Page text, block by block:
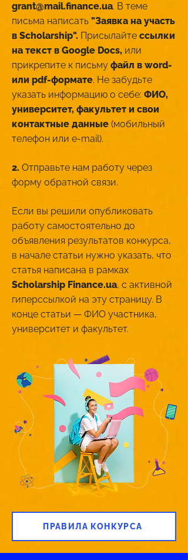
grant@mail.finance.ua. В теме
письма написать "Заявка на участь
в Scholarship". Присылайте ссылки
на текст в Google Docs, или
прикрепите к письму файл в word-
или pdf-формате. Не забудьте
указать информацию о себе: ФИО,
университет, факультет и свои
контактные данные (мобильный
телефон или e-mail).
2. Отправьте нам работу через
форму обратной связи.
Если вы решили опубликовать
работу самостоятельно до
объявления результатов конкурса,
в начале статьи нужно указать, что
статья написана в рамках
Scholarship Finance.ua, с активной
гиперссылкой на эту страницу. В
конце статьи — ФИО участника,
университет и факультет.
ПРАВИЛА КОНКУРСА